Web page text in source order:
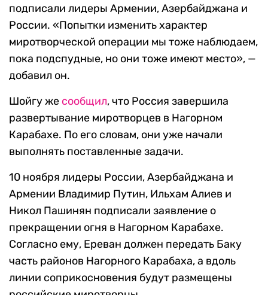
подписали лидеры Армении, Азербайджана и
России. «Попытки изменить характер
миротворческой операции мы тоже наблюдаем,
пока подспудные, но они тоже имеют место», —
добавил он.
Шойгу же сообщил, что Россия завершила
развертывание миротворцев в Нагорном
Карабахе. По его словам, они уже начали
выполнять поставленные задачи.
10 ноября лидеры России, Азербайджана и
Армении Владимир Путин, Ильхам Алиев и
Никол Пашинян подписали заявление о
прекращении огня в Нагорном Карабахе.
Согласно ему, Ереван должен передать Баку
часть районов Нагорного Карабаха, а вдоль
линии соприкосновения будут размещены